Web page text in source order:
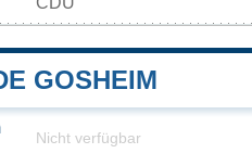
GOSHEIM
Nicht verfügbar